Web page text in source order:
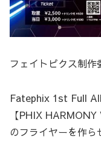
フェイトピクス制作
Fatephix 1st Full
【PHIX
のフライヤーを作ら